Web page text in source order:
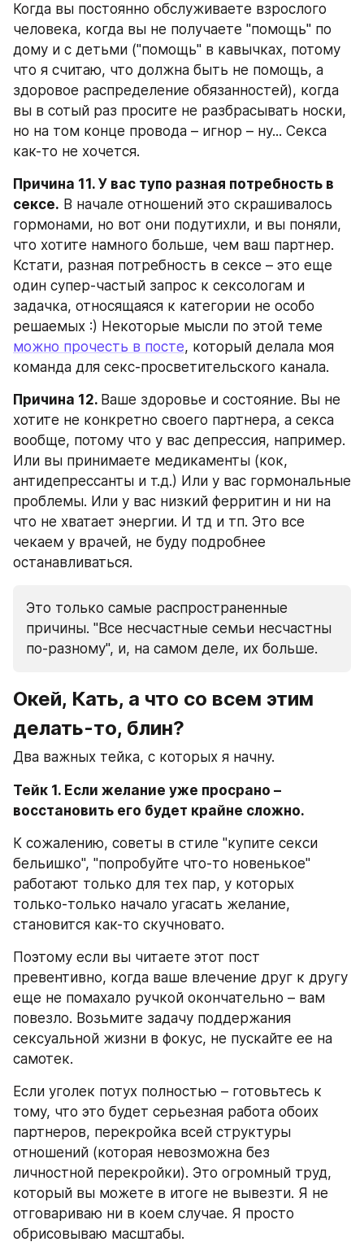
Когда вы постоянно обслуживаете взрослого
человека, когда вы не получаете "помощь" по
дому и с детьми ("помощь" в кавычках, потому
что я считаю, что должна быть не помощь, а
здоровое распределение обязанностей), когда
вы в сотый раз просите не разбрасывать носки,
но на том конце провода – игнор – ну... Секса
как-то не хочется.
Причина 11. У вас тупо разная потребность в
сексе. В начале отношений это скрашивалось
гормонами, но вот они подутихли, и вы поняли,
что хотите намного больше, чем ваш партнер.
Кстати, разная потребность в сексе – это еще
один супер-частый запрос к сексологам и
задачка, относящаяся к категории не особо
можно прочесть в посте, который делала моя
команда для секс-просветительского канала.
Причина 12. Ваше здоровье и состояние. Вы не
хотите не конкретно своего партнера, а секса
вообще, потому что у вас депрессия, например.
Или вы принимаете медикаменты (кок,
антидепрессанты и т.д.) Или у вас гормональные
проблемы. Или у вас низкий ферритин и ни на
что не хватает энергии. И тд и тп. Это все
чекаем у врачей, не буду подробнее
останавливаться.
Это только самые распространенные
причины. "Все несчастные семьи несчастны
по-разному", и, на самом деле, их больше.
Окей, Кать, а что со всем этим
делать-то, блин?
Два важных тейка, с которых я начну.
Тейк 1. Если желание уже просрано –
восстановить его будет крайне сложно.
К сожалению, советы в стиле "купите секси
бельишко", "попробуйте что-то новенькое"
работают только для тех пар, у которых
только-только начало угасать желание,
становится как-то скучновато.
Поэтому если вы читаете этот пост
превентивно, когда ваше влечение друг к другу
еще не помахало ручкой окончательно – вам
повезло. Возьмите задачу поддержания
сексуальной жизни в фокус, не пускайте ее на
самотек.
Если уголек потух полностью – готовьтесь к
тому, что это будет серьезная работа обоих
партнеров, перекройка всей структуры
отношений (которая невозможна без
личностной перекройки). Это огромный труд,
который вы можете в итоге не вывезти. Я не
отговариваю ни в коем случае. Я просто
обрисовываю масштабы.